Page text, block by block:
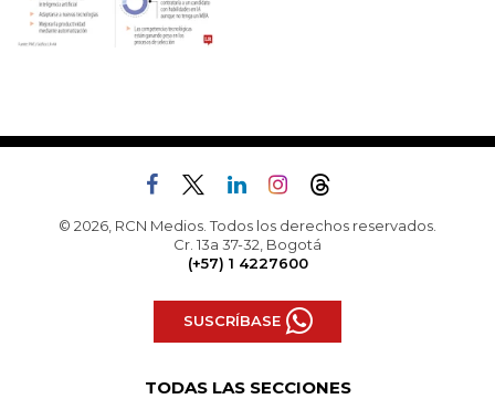
© 2026, RCN Medios. Todos los derechos reservados.
Cr. 13a 37-32, Bogotá
(+57) 1 4227600
SUSCRÍBASE
TODAS LAS SECCIONES